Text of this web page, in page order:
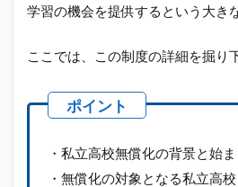
立高
校
1.3
化の
ため
の所
限と
その
学習の機会を提供するという大き
ここでは、この制度の詳細を掘り
・私立高校無償化の背景と始ま
・無償化の対象となる私立高校